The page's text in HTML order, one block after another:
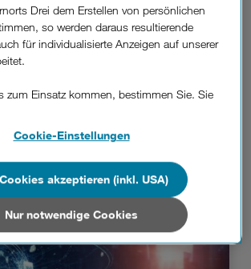
mit Samsung Handy
Drei dem Erstellen von persönlichen
so werden daraus resultierende
für individualisierte Anzeigen auf unserer
zum Einsatz kommen, bestimmen Sie. Sie
Cookies zustimmen, werden auch Cookies
verarbeitet, die Ihre Daten in Ländern
Union (z.B. in den USA)
unterliegen keinem EU-konformen
und es stehen keine wirksamen
Verfügung.
Cookie-Einstellungen
Nur notwendige Cookies
akzeptieren (inkl. USA)